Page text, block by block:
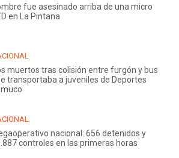
fue asesinado arriba de una micro
en La Pintana
muertos tras colisión entre furgón y bus
transportaba a juveniles de Deportes
nacional: 656 detenidos y
controles en las primeras horas